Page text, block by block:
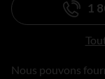
1
Nous pouvons